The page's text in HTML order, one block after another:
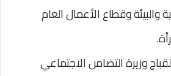
والبيئة وقطاع الأعمال العام
وزيرة التضامن الاجتماعي